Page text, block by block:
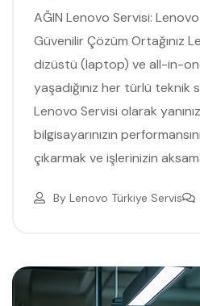
AĞIN Lenovo Servisi: Lenovo
Güvenilir Çözüm Ortağınız
dizüstü (laptop) ve all-in-
yaşadığınız her türlü teknik
Lenovo Servisi olarak
bilgisayarınızın
çıkarmak ve işlerinizin
By Lenovo Türkiye Servis